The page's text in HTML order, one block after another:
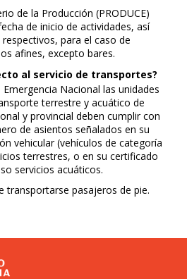
de la Producción (PRODUCE)
de inicio de actividades, así
para el caso de
afines, excepto bares.
al servicio de transportes?
Nacional las unidades
terrestre y acuático de
y provincial deben cumplir con
de asientos señalados en su
vehicular (vehículos de categoría
terrestres, o en su certificado
servicios acuáticos.
transportarse pasajeros de pie.